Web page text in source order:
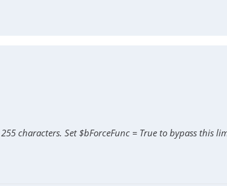
"$oWorkbook", "Error opening '" &
& "@error = " & @error & ", @extended = "
characters. Set $bForceFunc = True to bypass this